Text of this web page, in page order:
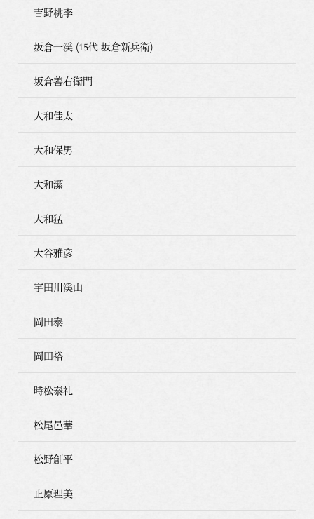
吉野桃李
坂倉一渓 (15代 坂倉新兵衛)
坂倉善右衛門
大和佳太
大和保男
大和潔
大和猛
大谷雅彦
宇田川渓山
岡田泰
岡田裕
時松泰礼
松尾邑華
松野創平
止原理美